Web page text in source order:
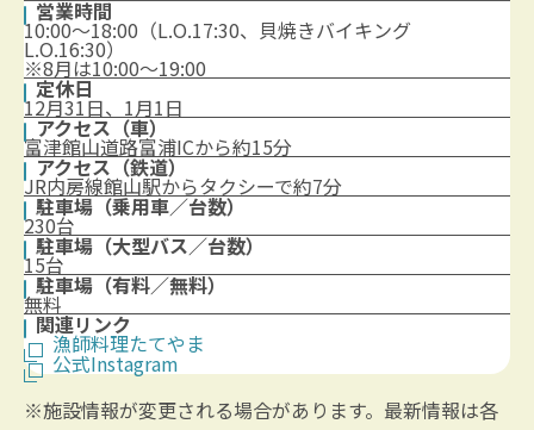
営業時間
10:00～18:00（L.O.17:30、貝焼きバイキング
L.O.16:30）
※8月は10:00～19:00
定休日
12月31日、1月1日
アクセス（車）
富津館山道路富浦ICから約15分
アクセス（鉄道）
JR内房線館山駅からタクシーで約7分
駐車場（乗用車／台数）
230台
駐車場（大型バス／台数）
15台
駐車場（有料／無料）
無料
関連リンク
漁師料理たてやま
公式Instagram
※施設情報が変更される場合があります。最新情報は各